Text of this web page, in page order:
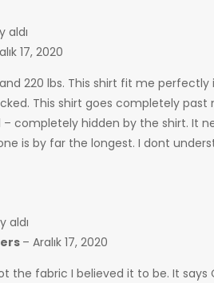
aldı
17, 2020
220 lbs. This shirt fit me
This shirt goes completely
completely hidden by the shirt. It
is by far the longest. I dont
aldı
– Aralık 17, 2020
the fabric I believed it to be. It